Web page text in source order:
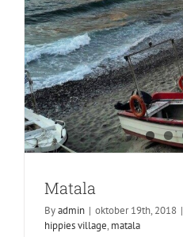
Matala
Byadmin | oktober 19th, 2018 |
hippies village, matala